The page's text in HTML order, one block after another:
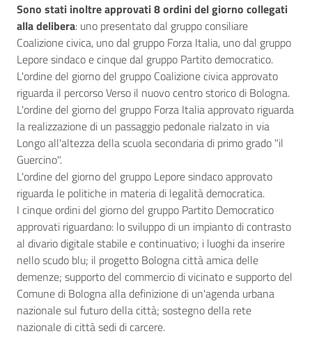
Sono stati inoltre approvati 8 ordini del giorno collegati
alla delibera: uno presentato dal gruppo consiliare
Coalizione civica, uno dal gruppo Forza Italia, uno dal gruppo
Lepore sindaco e cinque dal gruppo Partito democratico.
L'ordine del giorno del gruppo Coalizione civica approvato
riguarda il percorso Verso il nuovo centro storico di Bologna.
L'ordine del giorno del gruppo Forza Italia approvato riguarda
la realizzazione di un passaggio pedonale rialzato in via
Longo all'altezza della scuola secondaria di primo grado "il
Guercino".
L'ordine del giorno del gruppo Lepore sindaco approvato
riguarda le politiche in materia di legalità democratica.
I cinque ordini del giorno del gruppo Partito Democratico
approvati riguardano: lo sviluppo di un impianto di contrasto
al divario digitale stabile e continuativo; i luoghi da inserire
nello scudo blu; il progetto Bologna città amica delle
demenze; supporto del commercio di vicinato e supporto del
Comune di Bologna alla definizione di un'agenda urbana
nazionale sul futuro della città; sostegno della rete
nazionale di città sedi di carcere.